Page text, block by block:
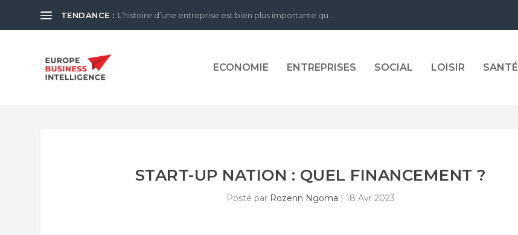
TENDANCE : L’histoire d’une entreprise est bien plus importante qu...
ECONOMIE ENTREPRISES SOCIAL LOISIR SANTÉ
START-UP NATION : QUEL FINANCEMENT ?
Posté par Rozenn Ngoma |18 Avr 2023